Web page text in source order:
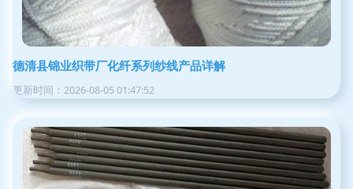
德清县锦业织带厂化纤系列纱线产品详解
更新时间：2026-08-05 01:47:52